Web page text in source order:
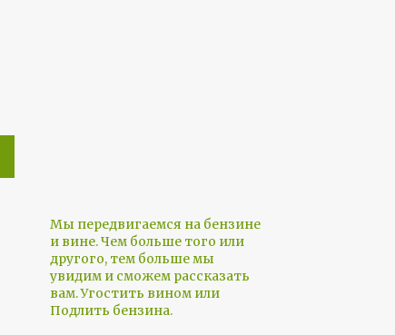
Мы передвигаемся на бензине
и вине. Чем больше того или
другого, тем больше мы
увидим и сможем рассказать
вам. Угостить вином или
Подлить бензина.